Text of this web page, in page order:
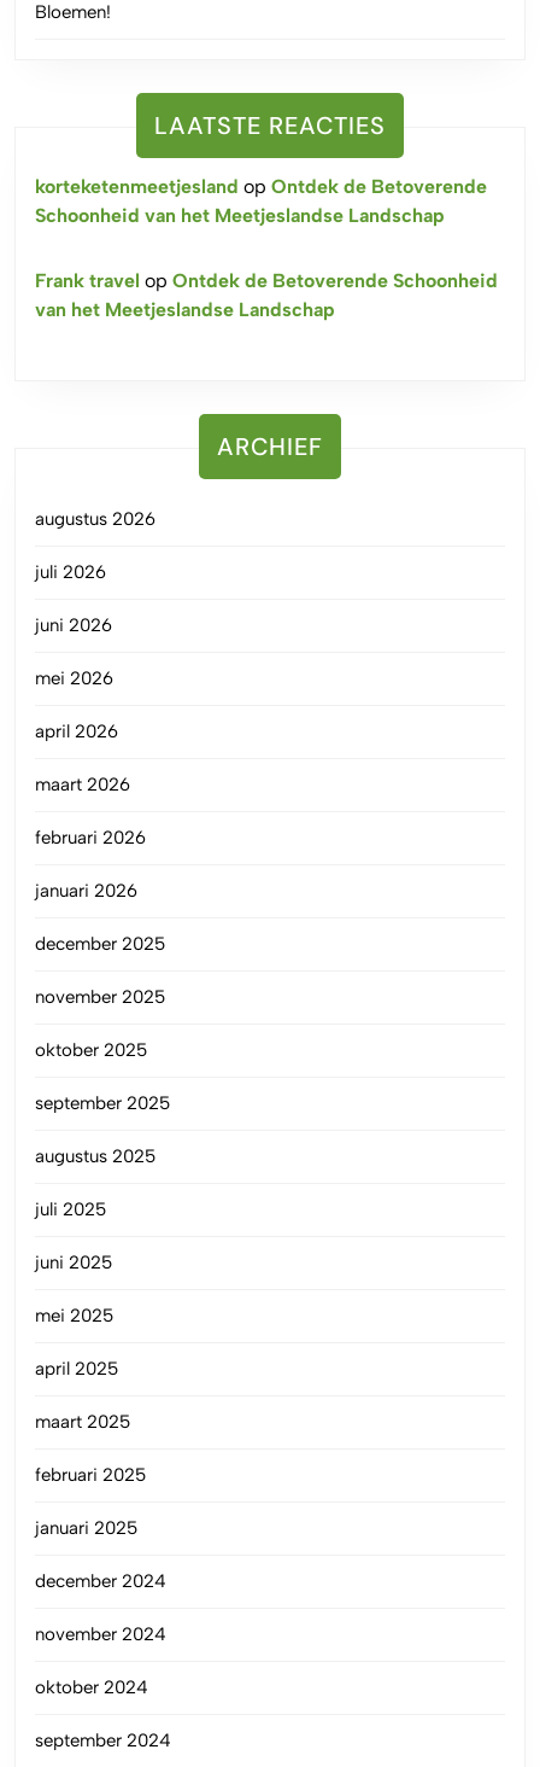
Bloemen!
LAATSTE REACTIES
korteketenmeetjesland op Ontdek de Betoverende
Schoonheid van het Meetjeslandse Landschap
Frank travel op Ontdek de Betoverende Schoonheid
van het Meetjeslandse Landschap
ARCHIEF
augustus 2026
juli 2026
juni 2026
mei 2026
april 2026
maart 2026
februari 2026
januari 2026
december 2025
november 2025
oktober 2025
september 2025
augustus 2025
juli 2025
juni 2025
mei 2025
april 2025
maart 2025
februari 2025
januari 2025
december 2024
november 2024
oktober 2024
september 2024